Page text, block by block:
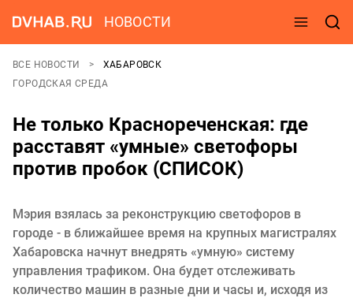
НОВОСТИ
ВСЕ НОВОСТИ
ХАБАРОВСК
ГОРОДСКАЯ СРЕДА
Не только Краснореченская: где
расставят «умные» светофоры
против пробок (СПИСОК)
Мэрия взялась за реконструкцию светофоров в
городе - в ближайшее время на крупных магистралях
Хабаровска начнут внедрять «умную» систему
управления трафиком. Она будет отслеживать
количество машин в разные дни и часы и, исходя из